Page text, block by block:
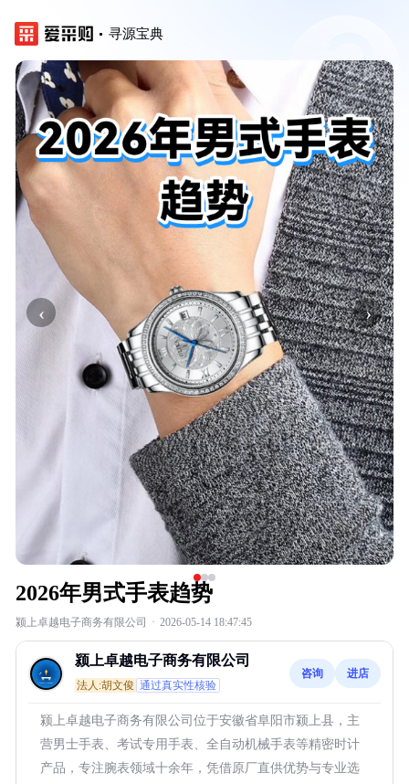
寻源宝典
‹ ›
2026年男式手表趋势
颍上卓越电子商务有限公司 · 2026-05-14 18:47:45
颍上卓越电子商务有限公司
法人:胡文俊 通过真实性核验
咨询 进店
颍上卓越电子商务有限公司位于安徽省阜阳市颍上县，主
营男士手表、考试专用手表、全自动机械手表等精密时计
产品，专注腕表领域十余年，凭借原厂直供优势与专业选